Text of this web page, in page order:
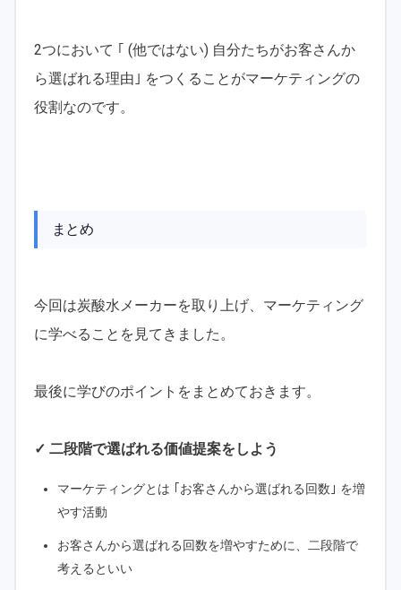
2つにおいて ｢ (他ではない) 自分たちがお客さんか
ら選ばれる理由｣ をつくることがマーケティングの
役割なのです。
まとめ
今回は炭酸水メーカーを取り上げ、マーケティング
に学べることを見てきました。
最後に学びのポイントをまとめておきます。
✓ 二段階で選ばれる価値提案をしよう
マーケティングとは ｢お客さんから選ばれる回数｣ を増
やす活動
お客さんから選ばれる回数を増やすために、二段階で
考えるといい